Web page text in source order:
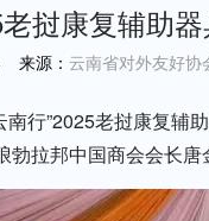
挝康复辅助
来源： 云南省对外友好协
行”2025老挝康复
拉邦中国商会会长唐